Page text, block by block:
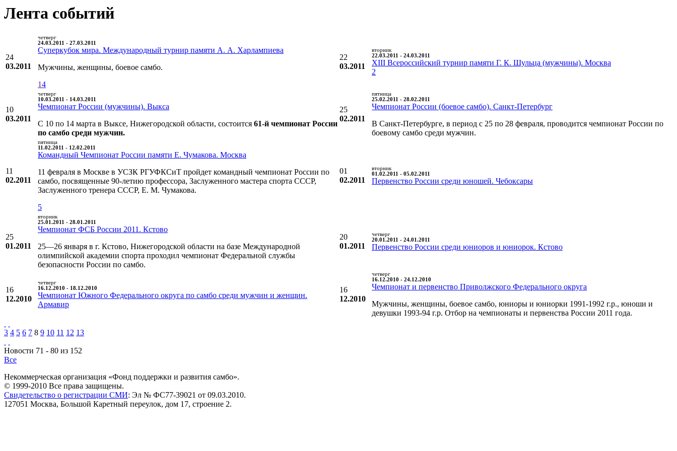
Лента событий
24
03.2011
четверг
24.03.2011 - 27.03.2011
Суперкубок мира. Международный турнир памяти А. А. Харлампиева
Мужчины, женщины, боевое самбо.
14
22
03.2011
вторник
22.03.2011 - 24.03.2011
XIII Всероссийский турнир памяти Г. К. Шульца (мужчины). Москва
2
10
03.2011
четверг
10.03.2011 - 14.03.2011
Чемпионат России (мужчины). Выкса
С 10 по 14 марта в Выксе, Нижегородской области, состоится 61-й чемпионат России
по самбо среди мужчин.
25
02.2011
пятница
25.02.2011 - 28.02.2011
Чемпионат России (боевое самбо). Санкт-Петербург
В Санкт-Петербурге, в период с 25 по 28 февраля, проводится чемпионат России по
боевому самбо среди мужчин.
11
02.2011
пятница
11.02.2011 - 12.02.2011
Командный Чемпионат России памяти Е. Чумакова. Москва
11 февраля в Москве в УСЗК РГУФКСиТ пройдет командный чемпионат России по
самбо, посвященные 90-летию профессора, Заслуженного мастера спорта СССР,
Заслуженного тренера СССР, Е. М. Чумакова.
5
01
02.2011
вторник
01.02.2011 - 05.02.2011
Первенство России среди юношей. Чебоксары
25
01.2011
вторник
25.01.2011 - 28.01.2011
Чемпионат ФСБ России 2011. Кстово
25—26 января в г. Кстово, Нижегородской области на базе Международной
олимпийской академии спорта проходил чемпионат Федеральной службы
безопасности России по самбо.
20
01.2011
четверг
20.01.2011 - 24.01.2011
Первенство России среди юниоров и юниорок. Кстово
16
12.2010
четверг
16.12.2010 - 18.12.2010
Чемпионат Южного Федерального округа по самбо среди мужчин и женщин.
Армавир
16
12.2010
четверг
16.12.2010 - 24.12.2010
Чемпионат и первенство Приволжского Федерального округа
Мужчины, женщины, боевое самбо, юниоры и юниорки 1991-1992 г.р., юноши и
девушки 1993-94 г.р. Отбор на чемпионаты и первенства России 2011 года.
3 4 5 6 7 8 9 10 11 12 13
Новости 71 - 80 из 152
Все
Некоммерческая организация «Фонд поддержки и развития самбо».
© 1999-2010 Все права защищены.
Свидетельство о регистрации СМИ: Эл № ФС77-39021 от 09.03.2010.
127051 Москва, Большой Каретный переулок, дом 17, строение 2.